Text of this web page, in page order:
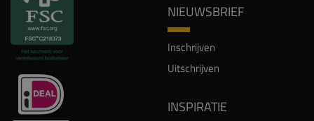
Uitschrijven
INSPIRATIE
Inspiratie en trends